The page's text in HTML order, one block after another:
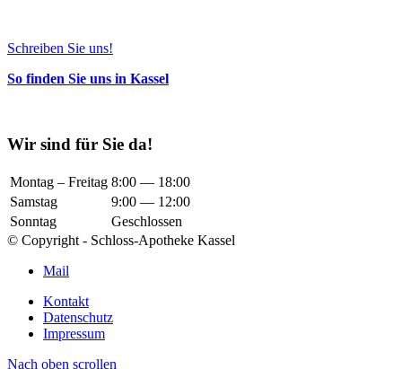
Schreiben Sie uns!
So finden Sie uns in Kassel
Wir sind für Sie da!
Montag – Freitag 8:00 — 18:00
Samstag
9:00 — 12:00
Sonntag
Geschlossen
© Copyright - Schloss-Apotheke Kassel
Mail
Kontakt
Datenschutz
Impressum
Nach oben scrollen